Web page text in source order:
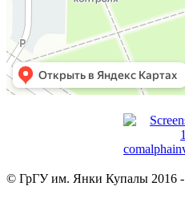
© ГрГУ им. Янки Купалы 2016 -